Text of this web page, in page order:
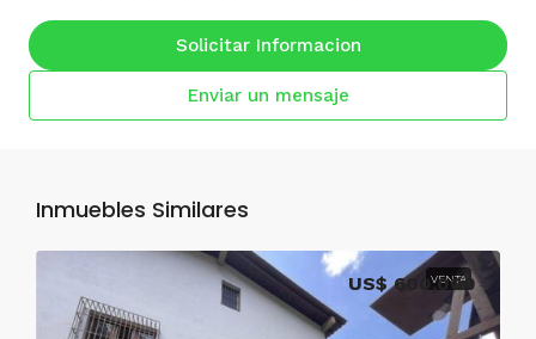
Solicitar Informacion
Enviar un mensaje
Inmuebles Similares
VENTA
US$ 600,000